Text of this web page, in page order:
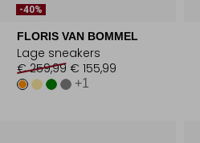
-40%
FLORIS VAN BOMMEL
Lage sneakers
€ 259,99 € 155,99
+1